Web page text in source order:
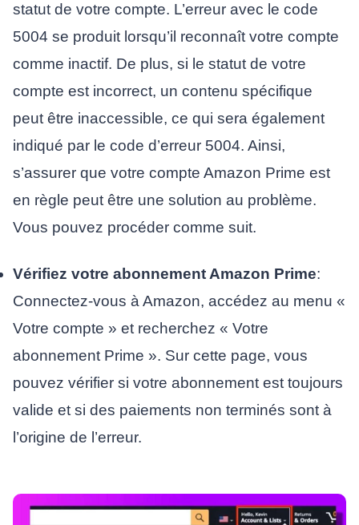
statut de votre compte. L’erreur avec le code
5004 se produit lorsqu’il reconnaît votre compte
comme inactif. De plus, si le statut de votre
compte est incorrect, un contenu spécifique
peut être inaccessible, ce qui sera également
indiqué par le code d’erreur 5004. Ainsi,
s’assurer que votre compte Amazon Prime est
en règle peut être une solution au problème.
Vous pouvez procéder comme suit.
Vérifiez votre abonnement Amazon Prime:
Connectez-vous à Amazon, accédez au menu «
Votre compte » et recherchez « Votre
abonnement Prime ». Sur cette page, vous
pouvez vérifier si votre abonnement est toujours
valide et si des paiements non terminés sont à
l’origine de l’erreur.